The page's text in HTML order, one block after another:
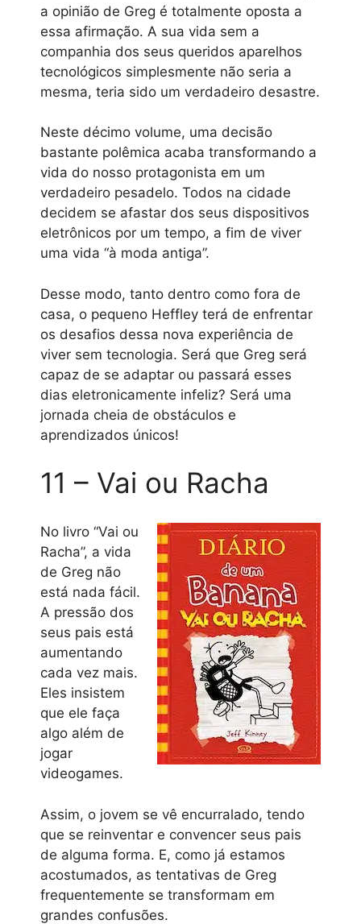
a opinião de Greg é totalmente oposta a
essa afirmação. A sua vida sem a
companhia dos seus queridos aparelhos
tecnológicos simplesmente não seria a
mesma, teria sido um verdadeiro desastre.
Neste décimo volume, uma decisão
bastante polêmica acaba transformando a
vida do nosso protagonista em um
verdadeiro pesadelo. Todos na cidade
decidem se afastar dos seus dispositivos
eletrônicos por um tempo, a fim de viver
uma vida “à moda antiga”.
Desse modo, tanto dentro como fora de
casa, o pequeno Heffley terá de enfrentar
os desafios dessa nova experiência de
viver sem tecnologia. Será que Greg será
capaz de se adaptar ou passará esses
dias eletronicamente infeliz? Será uma
jornada cheia de obstáculos e
aprendizados únicos!
11 – Vai ou Racha
No livro “Vai ou
Racha”, a vida
de Greg não
está nada fácil.
A pressão dos
seus pais está
aumentando
cada vez mais.
Eles insistem
que ele faça
algo além de
jogar
videogames.
Assim, o jovem se vê encurralado, tendo
que se reinventar e convencer seus pais
de alguma forma. E, como já estamos
acostumados, as tentativas de Greg
frequentemente se transformam em
grandes confusões.